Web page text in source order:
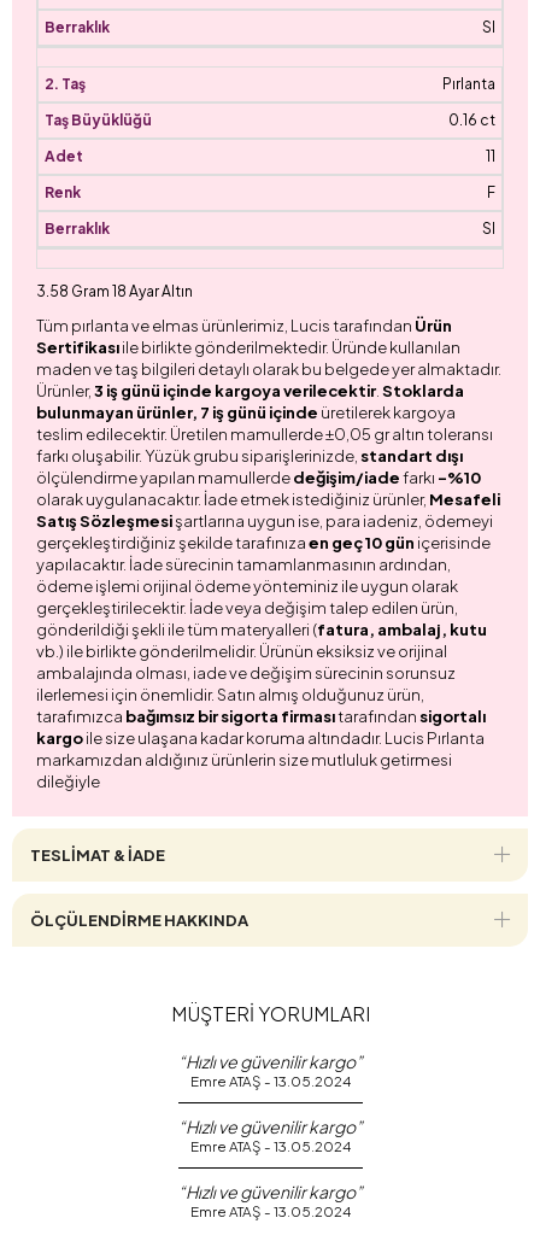
SI
Pırlanta
0.16 ct
11
F
SI
3.58 Gram 18 Ayar Altın
Tüm pırlanta ve elmas ürünlerimiz, Lucis tarafından Ürün
Sertifikasıile birlikte gönderilmektedir. Üründe kullanılan
maden ve taş bilgileri detaylı olarak bu belgede yer almaktadır.
Ürünler,3 iş günü içinde kargoya verilecektir. Stoklarda
bulunmayan ürünler, 7 iş günü içinde üretilerek kargoya
teslim edilecektir. Üretilen mamullerde ±0,05 gr altın toleransı
farkı oluşabilir. Yüzük grubu siparişlerinizde, standart dışı
ölçülendirme yapılan mamullerdedeğişim/iadefarkı -%10
olarak uygulanacaktır. İade etmek istediğiniz ürünler, Mesafeli
Satış Sözleşmesişartlarına uygun ise, para iadeniz, ödemeyi
gerçekleştirdiğiniz şekilde tarafınızaen geç 10 gün içerisinde
yapılacaktır. İade sürecinin tamamlanmasının ardından,
ödeme işlemi orijinal ödeme yönteminiz ile uygun olarak
gerçekleştirilecektir. İade veya değişim talep edilen ürün,
gönderildiği şekli ile tüm materyalleri (fatura, ambalaj, kutu
vb.) ile birlikte gönderilmelidir. Ürünün eksiksiz ve orijinal
ambalajında olması, iade ve değişim sürecinin sorunsuz
ilerlemesi için önemlidir. Satın almış olduğunuz ürün,
tarafımızca bağımsız bir sigorta firmasıtarafından sigortalı
kargoile size ulaşana kadar koruma altındadır. Lucis Pırlanta
markamızdan aldığınız ürünlerin size mutluluk getirmesi
dileğiyle
TESLİMAT & İADE
ÖLÇÜLENDİRME HAKKINDA
MÜŞTERİ YORUMLARI
“Hızlı ve güvenilir kargo”
Emre ATAŞ - 13.05.2024
“Hızlı ve güvenilir kargo”
Emre ATAŞ - 13.05.2024
“Hızlı ve güvenilir kargo”
Emre ATAŞ - 13.05.2024